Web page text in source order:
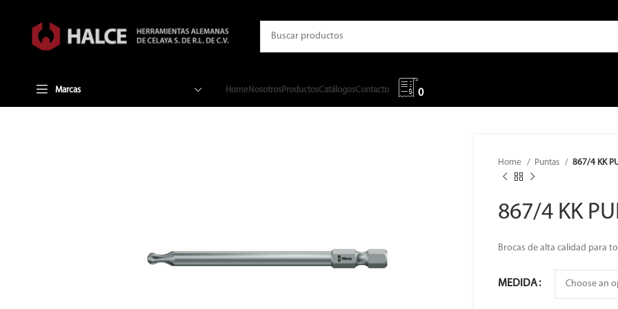
Marcas Home Nosotros ProductosCatálogosContacto 0
Home Puntas 867/4 KK
867/4 KK
Brocas de alta calidad para
MEDIDA